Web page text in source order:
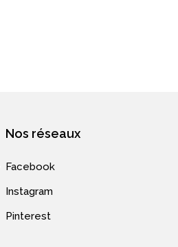
Nos réseaux
Facebook
Instagram
Pinterest